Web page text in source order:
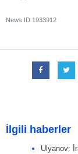
News ID 1933912
İlgili haberler
Ulyanov: